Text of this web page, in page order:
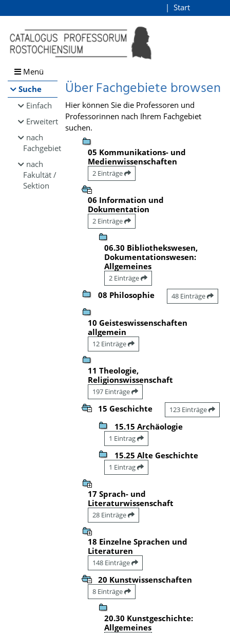
Browsen
direkt zum Inhalt
Start
Menü
Suche
Einfach
Erweitert
nach
Fachgebiet
nach
Fakultät /
Sektion
Über Fachgebiete browsen
Hier können Sie die Professoren und
Professorinnen nach Ihrem Fachgebiet
suchen.
05 Kommunikations- und
Medienwissenschaften
2 Einträge
06 Information und
Dokumentation
2 Einträge
06.30 Bibliothekswesen,
Dokumentationswesen:
Allgemeines
2 Einträge
08 Philosophie 48 Einträge
10 Geisteswissenschaften
allgemein
12 Einträge
11 Theologie,
Religionswissenschaft
197 Einträge
15 Geschichte 123 Einträge
15.15 Archäologie
1 Eintrag
15.25 Alte Geschichte
1 Eintrag
17 Sprach- und
Literaturwissenschaft
28 Einträge
18 Einzelne Sprachen und
Literaturen
148 Einträge
20 Kunstwissenschaften
8 Einträge
20.30 Kunstgeschichte:
Allgemeines